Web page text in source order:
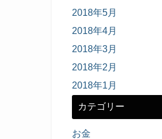
2018年5月
2018年4月
2018年3月
2018年2月
2018年1月
カテゴリー
お金